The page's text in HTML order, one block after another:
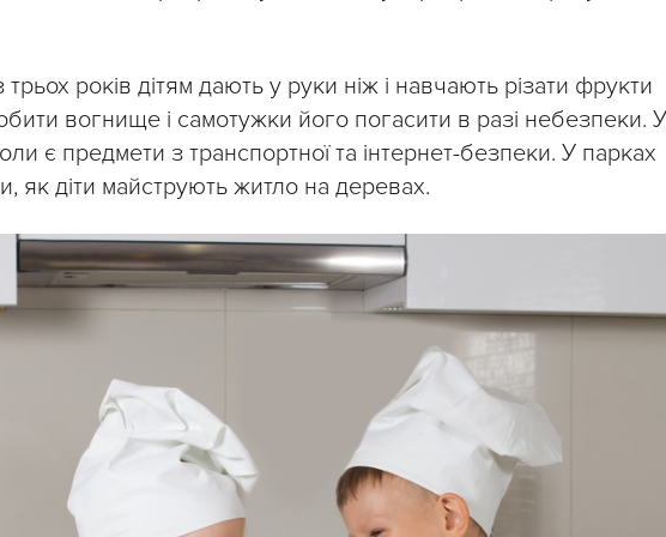
років дітям дають у руки ніж і навчають різати фрукти
вогнище і самотужки його погасити в разі небезпеки. У
є предмети з транспортної та інтернет-безпеки. У парках
як діти майструють житло на деревах.